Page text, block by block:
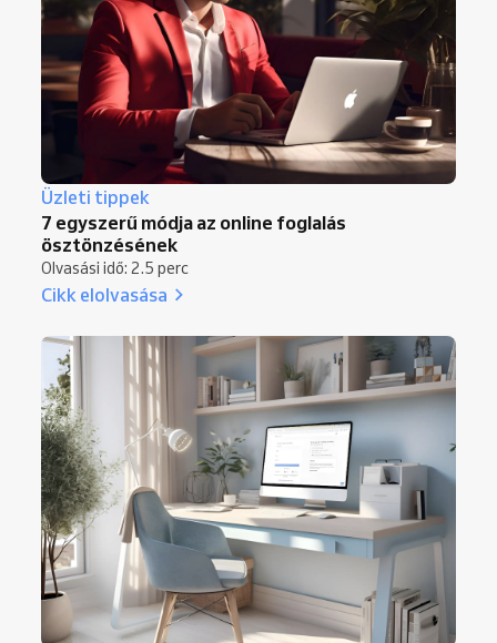
Üzleti tippek
7 egyszerű módja az online foglalás
ösztönzésének
Olvasási idő: 2.5 perc
Cikk elolvasása